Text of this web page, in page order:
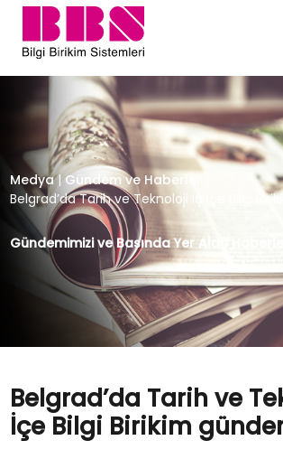
Belgrad’da Tarih ve
Medya | Gündem ve Haberler
Belgrad’da Tarih ve Teknoloji İç İçe Bilgi
Gündemimizi ve Basında Yer Alan
Belgrad’da Tarih ve
İçe Bilgi Birikim